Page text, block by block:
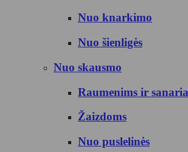
Nuo knarkimo
Nuo šienligės
Nuo skausmo
Raumenims ir
Žaizdoms
Nuo puslelinės